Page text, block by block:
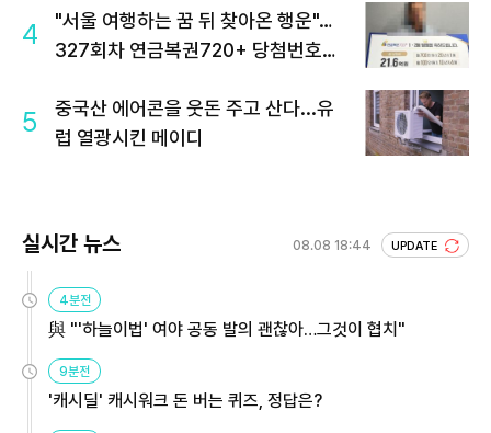
4
"서울 여행하는 꿈 뒤 찾아온 행운"…
327회차 연금복권720+ 당첨번호조
5
중국산 에어콘을 웃돈 주고 산다...유
럽 열광시킨 메이디
실시간 뉴스 08.08 18:44 UPDATE
4분전
與 "'하늘이법' 여야 공동 발의 괜찮아…그것이 협치"
9분전
'캐시딜' 캐시워크 돈 버는 퀴즈, 정답은?